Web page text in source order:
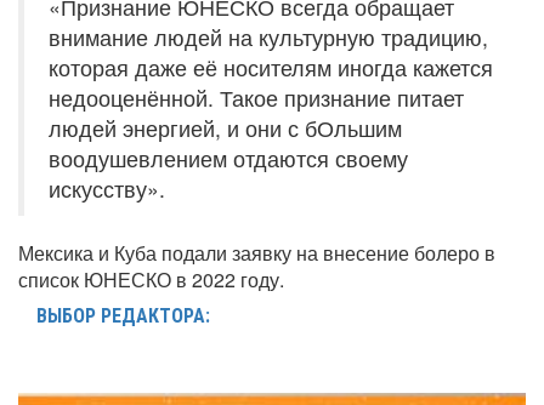
«Признание ЮНЕСКО всегда обращает
внимание людей на культурную традицию,
которая даже её носителям иногда кажется
недооценённой. Такое признание питает
людей энергией, и они с бОльшим
воодушевлением отдаются своему
искусству».
Мексика и Куба подали заявку на внесение болеро в
список ЮНЕСКО в 2022 году.
ВЫБОР РЕДАКТОРА: